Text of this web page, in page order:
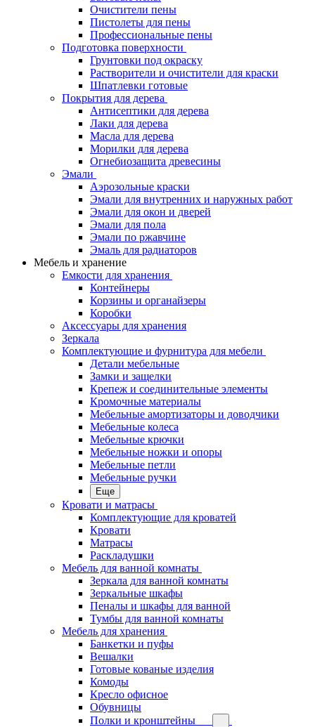
Очистители пены
Пистолеты для пены
Профессиональные пены
Подготовка поверхности
Грунтовки под окраску
Растворители и очистители для краски
Шпатлевки готовые
Покрытия для дерева
Антисептики для дерева
Лаки для дерева
Масла для дерева
Морилки для дерева
Огнебиозащита древесины
Эмали
Аэрозольные краски
Эмали для внутренних и наружных работ
Эмали для окон и дверей
Эмали для пола
Эмали по ржавчине
Эмаль для радиаторов
Мебель и хранение
Емкости для хранения
Контейнеры
Корзины и органайзеры
Коробки
Аксессуары для хранения
Зеркала
Комплектующие и фурнитура для мебели
Детали мебельные
Замки и защелки
Крепеж и соединительные элементы
Кромочные материалы
Мебельные амортизаторы и доводчики
Мебельные колеса
Мебельные крючки
Мебельные ножки и опоры
Мебельные петли
Мебельные ручки
Еще
Кровати и матрасы
Комплектующие для кроватей
Кровати
Матрасы
Раскладушки
Мебель для ванной комнаты
Зеркала для ванной комнаты
Зеркальные шкафы
Пеналы и шкафы для ванной
Тумбы для ванной комнаты
Мебель для хранения
Банкетки и пуфы
Вешалки
Готовые кованые изделия
Комоды
Кресло офисное
Обувницы
Полки и кронштейны